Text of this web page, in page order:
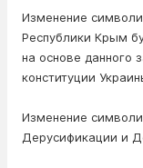
Изменение
Республики Крым
на основе данного
конституции
Изменение
Дерусификации и